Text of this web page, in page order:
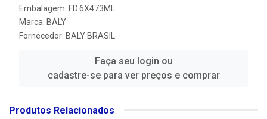
Embalagem: FD.6X473ML
Marca: BALY
Fornecedor: BALY BRASIL
Faça seu login ou
cadastre-se para ver preços e comprar
Produtos Relacionados